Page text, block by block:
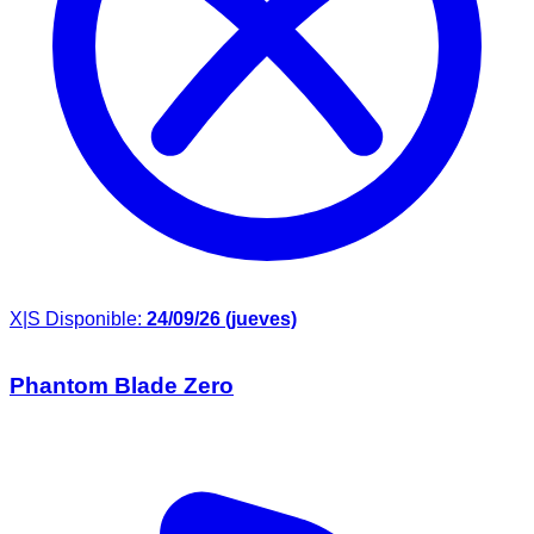
X|S Disponible: 24/09/26 (jueves)
Phantom Blade Zero